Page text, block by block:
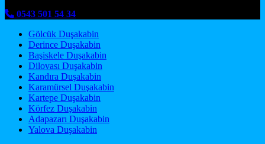
0543 501 54 34
Gölcük Duşakabin
Derince Duşakabin
Başiskele Duşakabin
Dilovası Duşakabin
Kandıra Duşakabin
Karamürsel Duşakabin
Kartepe Duşakabin
Körfez Duşakabin
Adapazarı Duşakabin
Yalova Duşakabin